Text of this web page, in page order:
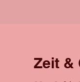
Zeit &